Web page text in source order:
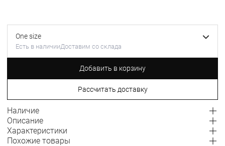
One size
Есть в наличииДоставим со склада
Добавить в корзину
Рассчитать доставку
Наличие
Описание
Характеристики
Похожие товары